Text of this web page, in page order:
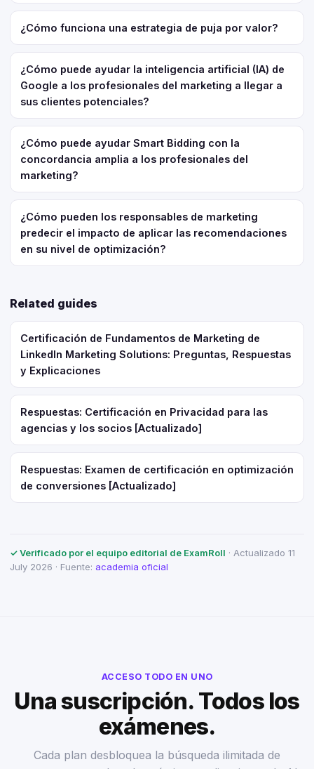
¿Cómo funciona una estrategia de puja por valor?
¿Cómo puede ayudar la inteligencia artificial (IA) de
Google a los profesionales del marketing a llegar a
sus clientes potenciales?
¿Cómo puede ayudar Smart Bidding con la
concordancia amplia a los profesionales del
marketing?
¿Cómo pueden los responsables de marketing
predecir el impacto de aplicar las recomendaciones
en su nivel de optimización?
Related guides
Certificación de Fundamentos de Marketing de
LinkedIn Marketing Solutions: Preguntas, Respuestas
y Explicaciones
Respuestas: Certificación en Privacidad para las
agencias y los socios [Actualizado]
Respuestas: Examen de certificación en optimización
de conversiones [Actualizado]
✓ Verificado por el equipo editorial de ExamRoll · Actualizado 11
July 2026 · Fuente: academia oficial
ACCESO TODO EN UNO
Una suscripción. Todos los
exámenes.
Cada plan desbloquea la búsqueda ilimitada de